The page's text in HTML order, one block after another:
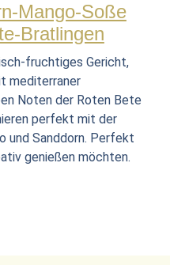
Mango-Soße
Bratlingen
fruchtiges Gericht,
mediterraner
Noten der Roten Bete
perfekt mit der
und Sanddorn. Perfekt
genießen möchten.